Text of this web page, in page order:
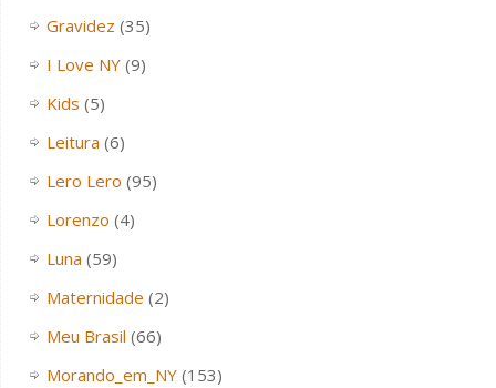
Gravidez (35)
I Love NY(9)
Kids (5)
Leitura (6)
Lero Lero (95)
Lorenzo (4)
Luna (59)
Maternidade (2)
Meu Brasil (66)
Morando_em_NY(153)